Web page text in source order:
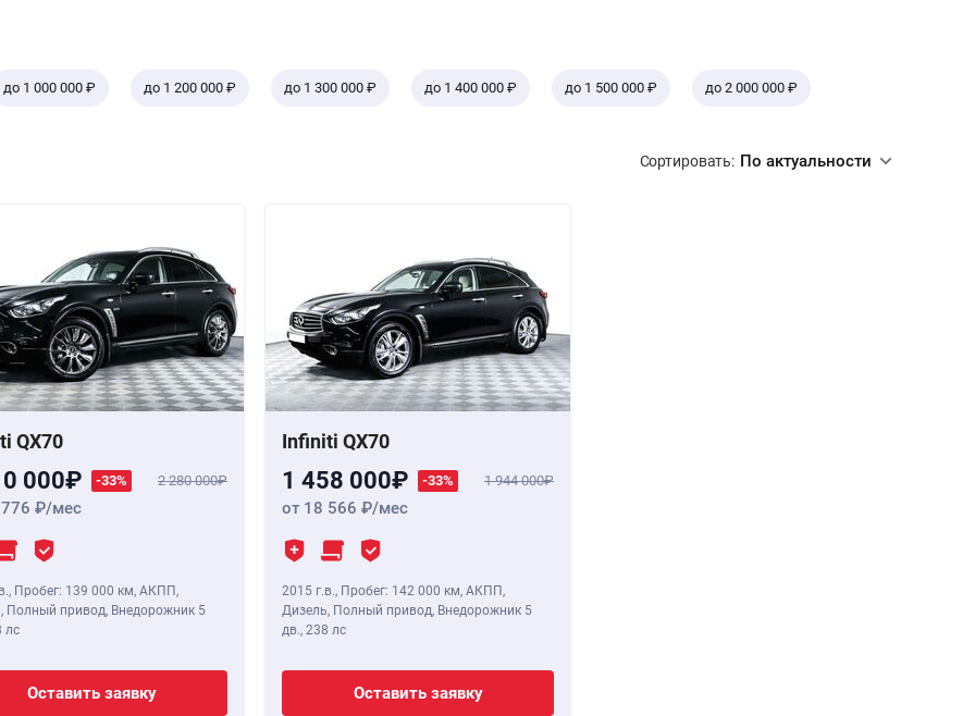
до 1 000 000 ₽ до 1 200 000 ₽ до 1 300 000 ₽ до 1 400 000 ₽ до 1 500 000 ₽ до 2 000 000 ₽
Сортировать: По актуальности
QX70
000 -33% 2 280 000
/мес
, Пробег: 139 000 км, АКПП,
Полный привод, Внедорожник 5
лс
Оставить заявку
Infiniti QX70
1 458 000 -33% 1 944 000
от 18 566 /мес
2015 г.в., Пробег: 142 000 км, АКПП,
Дизель, Полный привод, Внедорожник 5
дв., 238 лс
Оставить заявку